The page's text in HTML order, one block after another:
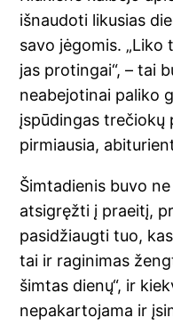
išnaudoti likusias
savo jėgomis.
jas protingai“, – tai
neabejotinai paliko
įspūdingas trečiokų
pirmiausia,
Šimtadienis buvo
atsigręžti į praeitį,
pasidžiaugti tuo,
tai ir raginimas
šimtas dienų“, ir
nepakartojama ir